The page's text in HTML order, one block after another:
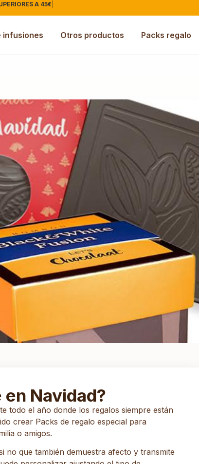
A 45€
infusiones Otros productos Packs regalo
Navidad?
todo el año donde los regalos siempre están
crear Packs de regalo especial para
o amigos.
no que también demuestra afecto y transmite